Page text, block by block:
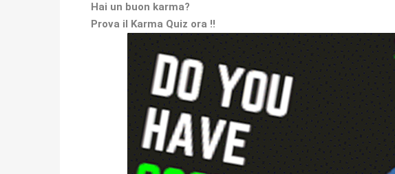
Hai un buon karma?
Prova il Karma Quiz ora !!